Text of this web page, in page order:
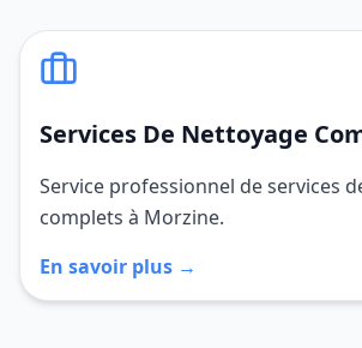
Services De Nettoyage
Service professionnel de services
complets à Morzine.
En savoir plus →